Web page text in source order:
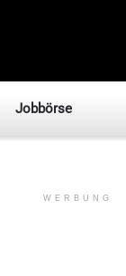
Jobbörse
WERBUNG